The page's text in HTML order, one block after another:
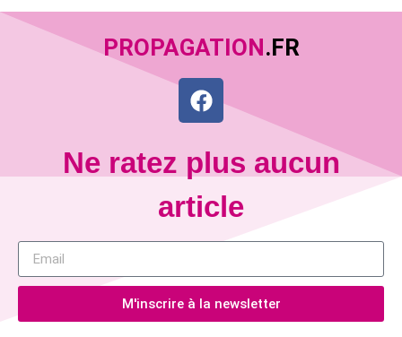
PROPAGATION.FR
Ne ratez plus aucun
article
M'inscrire à la newsletter